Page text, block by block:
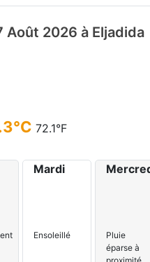
Août 2026 à Eljadida
72.1°F
Mardi
Ensoleillé
Pluie
éparse à